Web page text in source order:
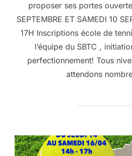
proposer ses portes
SEPTEMBRE ET SAMEDI 10
17H Inscriptions école de
l’équipe du SBTC ,
perfectionnement! Tous
attendons